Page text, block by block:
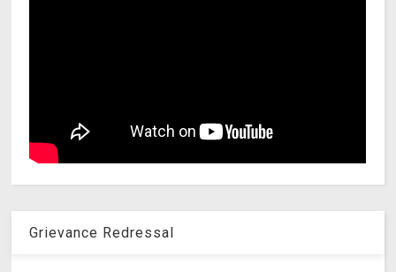
Grievance Redressal